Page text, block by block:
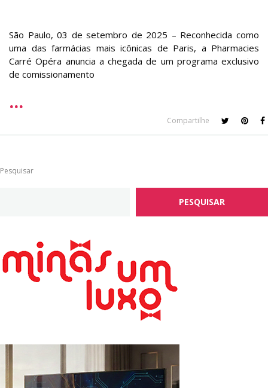
São Paulo, 03 de setembro de 2025 – Reconhecida como
uma das farmácias mais icônicas de Paris, a Pharmacies
Carré Opéra anuncia a chegada de um programa exclusivo
de comissionamento
Compartilhe
Pesquisar
PESQUISAR